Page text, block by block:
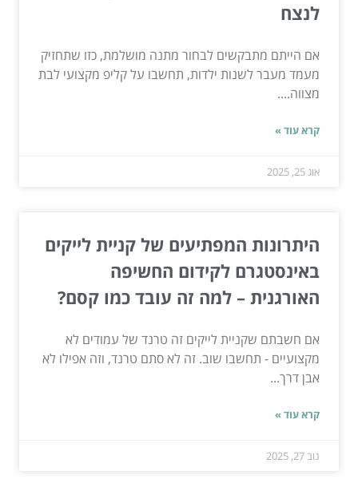
לנצח
אם הייתם מתבקשים לבחור מתנה מושלמת, כזו שתחזיק
מעמד מעבר לשנות ילדות, תחשבו על קליפ מקצועי לבת
מצווה....
קרא עוד »
אוג 25, 2025
היתרונות המפתיעים של קניית לייקים
באינסטגרם לקידום החשיפה
האורגנית – למה זה עובד כמו קסם?
אם חשבתם שקניית לייקים זה טרנד של עמודים לא
מקצועיים - תחשבו שוב. זה לא סתם טרנד, וזה אפילו לא
אבן דרך...
קרא עוד »
נוב 27, 2025